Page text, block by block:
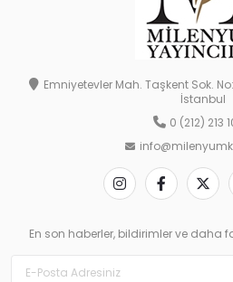
Emniyetevler Mah. Taşkent Sok.
İstanbul
0 (212) 213
En son haberler, bildirimler ve daha